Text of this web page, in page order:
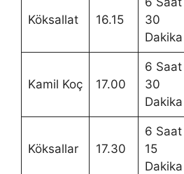
Köksallat 16.15
30
Dakika
Kamil Koç 17.00
6 Saat
30
Dakika
Köksallar 17.30
6 Saat
15
Dakika